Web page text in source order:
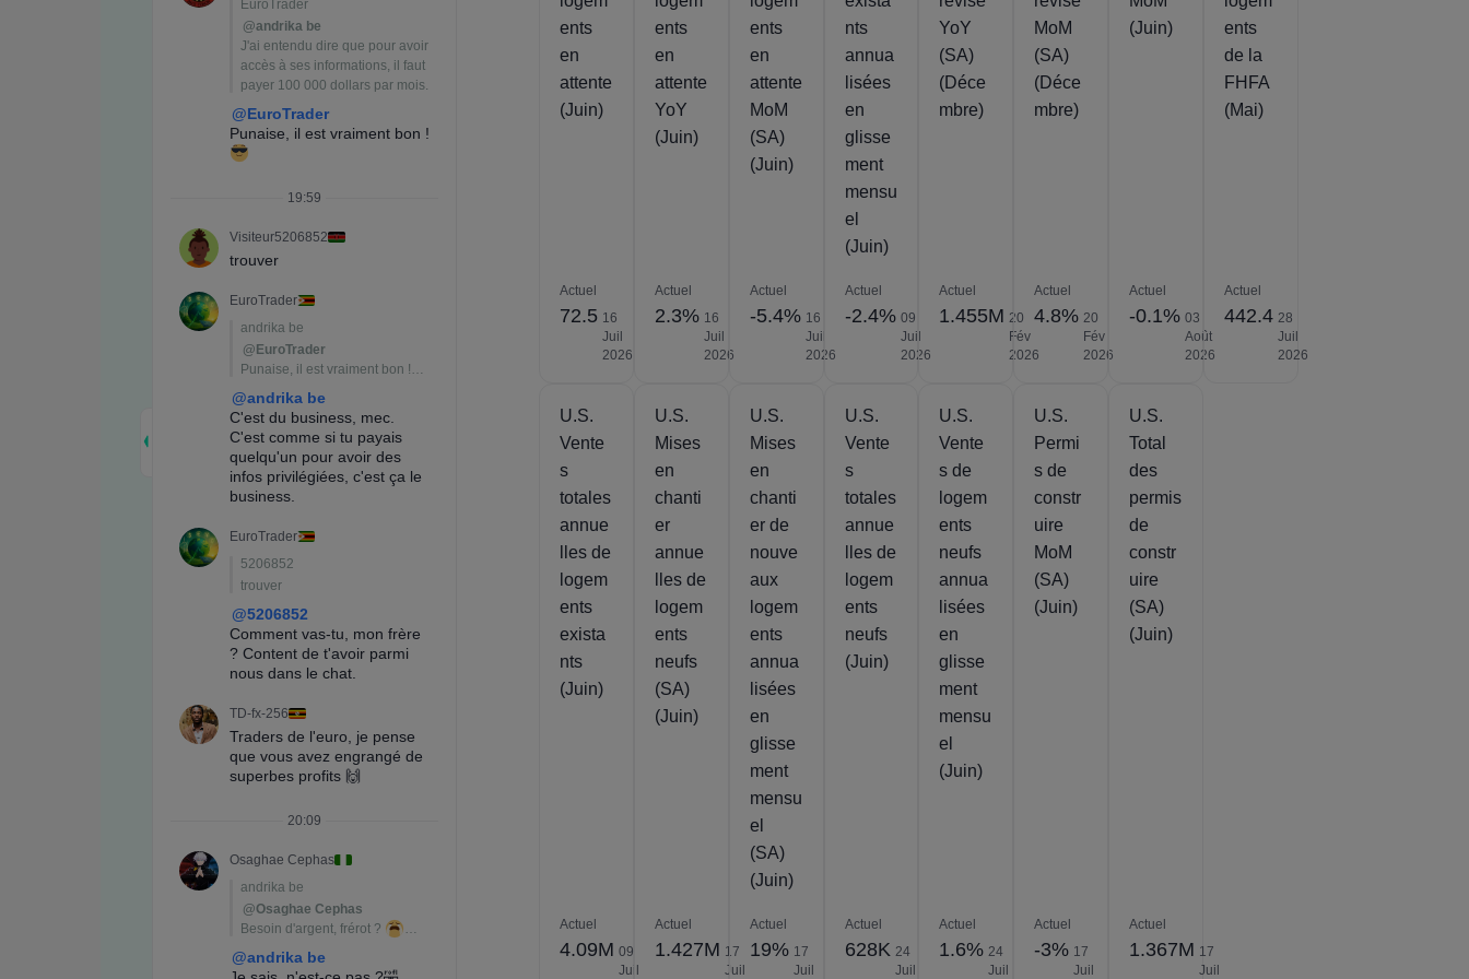
ents
en
attente
(Juin)
Actuel
72.5 16
Juil
2026
ents
en
attente
YoY
(Juin)
Actuel
2.3% 16
Juil
2026
ents
en
attente
MoM
(SA)
(Juin)
Actuel
-5.4% 16
Juil
2026
nts
annua
lisées
en
glisse
ment
mensu
el
(Juin)
Actuel
-2.4% 09
Juil
2026
YoY
(SA)
(Déce
mbre)
Actuel
1.455M 20
Fév
2026
MoM
(SA)
(Déce
mbre)
Actuel
4.8% 20
Fév
2026
(Juin)
Actuel
-0.1% 03
Août
2026
ents
de la
FHFA
(Mai)
Actuel
442.4 28
Juil
2026
U.S.
Vente
s
totales
annue
lles de
logem
ents
exista
nts
(Juin)
Actuel
4.09M 09
Juil
U.S.
Mises
en
chanti
er
annue
lles de
logem
ents
neufs
(SA)
(Juin)
Actuel
1.427M 17
Juil
U.S.
Mises
en
chanti
er de
nouve
aux
logem
ents
annua
lisées
en
glisse
ment
mensu
el
(SA)
(Juin)
Actuel
19% 17
Juil
U.S.
Vente
s
totales
annue
lles de
logem
ents
neufs
(Juin)
Actuel
628K 24
Juil
U.S.
Vente
s de
logem
ents
neufs
annua
lisées
en
glisse
ment
mensu
el
(Juin)
Actuel
1.6% 24
Juil
U.S.
Permi
s de
constr
uire
MoM
(SA)
(Juin)
Actuel
-3% 17
Juil
U.S.
Total
des
permis
de
constr
uire
(SA)
(Juin)
Actuel
1.367M 17
Juil